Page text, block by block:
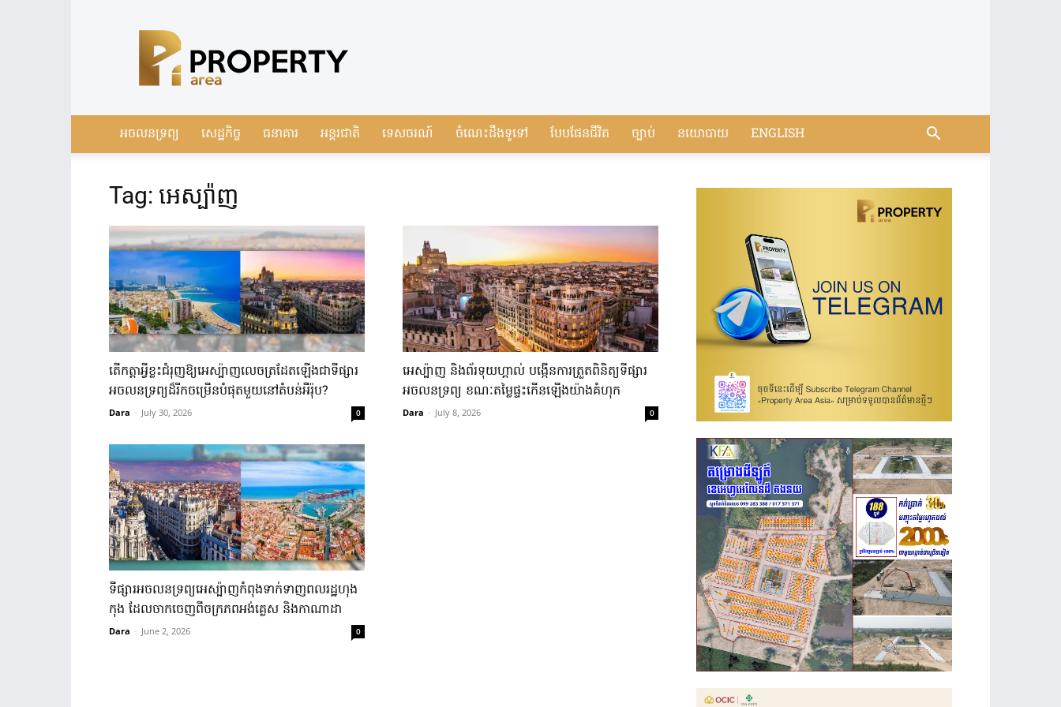
Real
Estate
Cambodia
អចលនទ្រព្យ សេដ្ឋកិច្ច ធនាគារ អន្តរជាតិ ទេសចរណ៍ ចំណេះដឹងទូទៅ បែបផែនជីវិត ច្បាប់ នយោបាយ ENGLISH
Tag: អេស្ប៉ាញ
តើ​កត្តា​អ្វី​ខ្លះ​ជំរុញ​ឱ្យ​អេស្ប៉ាញ​លេច​ត្រដែត​ឡើង​ជា​ទីផ្សារ​
អចលនទ្រព្យ​ដ៏​រីក​ចម្រើន​បំផុត​មួយ​នៅ​តំបន់​អឺរ៉ុប​?​
Dara - July 30, 2026 0
អេស្ប៉ាញ និងព័រទុយហ្គាល់ បង្កើនការត្រួតពិនិត្យទីផ្សារ
អចលនទ្រព្យ ខណៈតម្លៃផ្ទះកើនឡើងយ៉ាងគំហុក
Dara - July 8, 2026 0
ទីផ្សារ​អចលនទ្រព្យ​អេស្ប៉ាញ​កំពុង​ទាក់​ទាញ​ពលរដ្ឋ​ហុង​
កុង​ ដែល​ចាក​ចេញ​ពី​ចក្រ​ភព​អង់​គ្លេស​ និង​កាណាដា​
Dara - June 2, 2026 0